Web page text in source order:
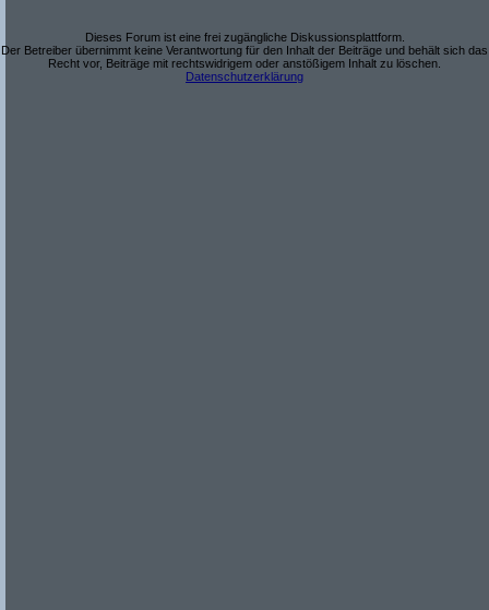
Dieses Forum ist eine frei zugängliche Diskussionsplattform.
Der Betreiber übernimmt keine Verantwortung für den Inhalt der Beiträge und behält sich das
Recht vor, Beiträge mit rechtswidrigem oder anstößigem Inhalt zu löschen.
Datenschutzerklärung